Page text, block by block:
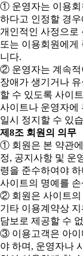
① 운영자는 이용회
하다고 인정할 경
개인적인 사정으로
또는 이용회원에게
니다.
② 운영자는 계속적
장애가 생기거나
할 수 있도록 사이
사이트나 운영자에
일시 정지할 수 있
제8조 회원의 의무
① 회원은 본 약관
정, 공지사항 및 운
령을 준수하여야
사이트의 명예를
② 회원은 사이트의
기타 이용계약상
담보로 제공할 수
③ 이용고객은 아이
야 하며, 운영자나